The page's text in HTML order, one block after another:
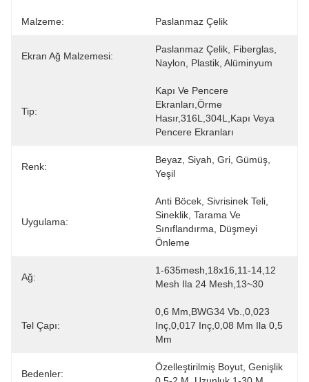
Malzeme: Paslanmaz Çelik
Ekran Ağ Malzemesi:
Paslanmaz Çelik, Fiberglas,
Naylon, Plastik, Alüminyum
Tip:
Kapı Ve Pencere
Ekranları,Örme
Hasır,316L,304L,Kapı Veya
Pencere Ekranları
Renk:
Beyaz, Siyah, Gri, Gümüş,
Yeşil
Uygulama:
Anti Böcek, Sivrisinek Teli,
Sineklik, Tarama Ve
Sınıflandırma, Düşmeyi
Önleme
Ağ:
1-635mesh,18x16,11-14,12
Mesh Ila 24 Mesh,13~30
Tel Çapı:
0,6 Mm,BWG34 Vb.,0,023
Inç,0,017 Inç,0,08 Mm Ila 0,5
Mm
Bedenler:
Özelleştirilmiş Boyut, Genişlik